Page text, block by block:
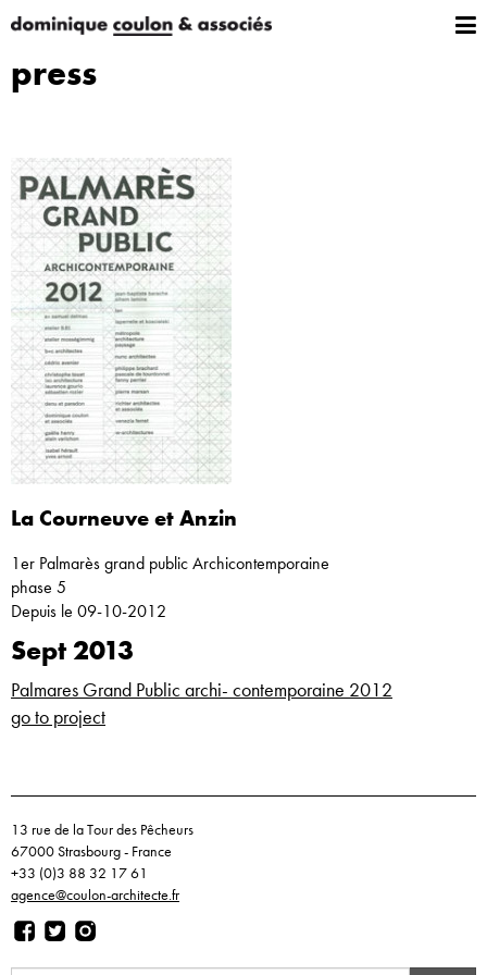
press
La Courneuve et Anzin
1er Palmarès grand public Archicontemporaine
phase 5
Depuis le 09-10-2012
Sept 2013
Palmares Grand Public archi- contemporaine 2012
go to project
13 rue de la Tour des Pêcheurs
67000 Strasbourg - France
+33 (0)3 88 32 17 61
agence@coulon-architecte.fr